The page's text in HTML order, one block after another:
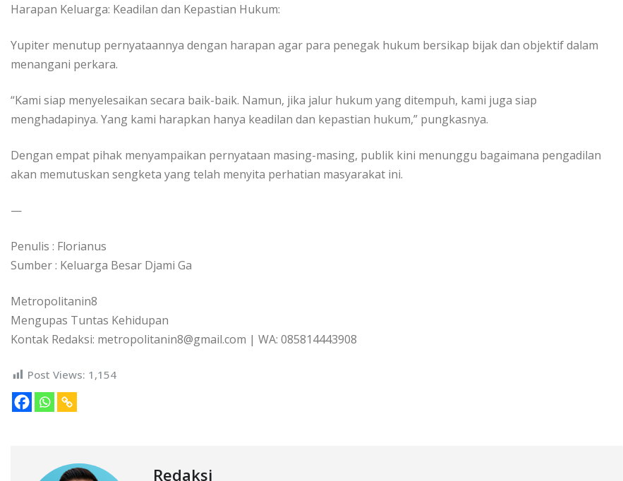
Harapan Keluarga: Keadilan dan Kepastian Hukum:
Yupiter menutup pernyataannya dengan harapan agar para penegak hukum bersikap bijak dan objektif dalam
menangani perkara.
“Kami siap menyelesaikan secara baik-baik. Namun, jika jalur hukum yang ditempuh, kami juga siap
menghadapinya. Yang kami harapkan hanya keadilan dan kepastian hukum,” pungkasnya.
Dengan empat pihak menyampaikan pernyataan masing-masing, publik kini menunggu bagaimana pengadilan
akan memutuskan sengketa yang telah menyita perhatian masyarakat ini.
—
Penulis : Florianus
Sumber : Keluarga Besar Djami Ga
Metropolitanin8
Mengupas Tuntas Kehidupan
Kontak Redaksi: metropolitanin8@gmail.com | WA: 085814443908
Post Views: 1,154
Redaksi